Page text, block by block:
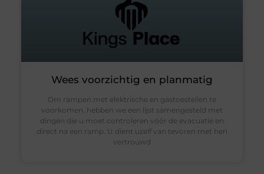
Wees voorzichtig en planmatig
Om rampen met elektrische en gastoestellen te
voorkomen, hebben we een lijst samengesteld met
dingen die u moet controleren vóór de evacuatie en
direct na een ramp. U dient uzelf van tevoren met hen
vertrouwd